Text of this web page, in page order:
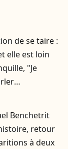
de se taire :
elle est loin
"Je
Benchetrit
retour
à deux